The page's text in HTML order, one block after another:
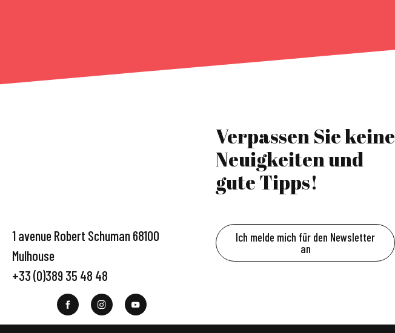
1 avenue Robert Schuman 68100
Mulhouse
+33 (0)389 35 48 48
Verpassen Sie keine
Neuigkeiten und
gute Tipps!
Ich melde mich für den Newsletter
an